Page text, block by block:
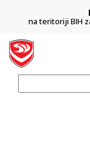
na teritoriji BIH